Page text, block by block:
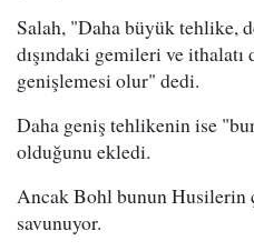
Salah, "Daha büyük tehlike,
dışındaki gemileri ve ithalatı
genişlemesi olur" dedi.
Daha geniş tehlikenin ise
olduğunu ekledi.
Ancak Bohl bunun Husilerin
savunuyor.